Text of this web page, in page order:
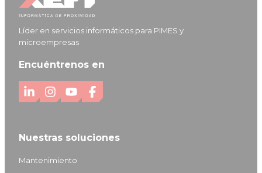
Líder en servicios informáticos para PIMES y
microempresas
Encuéntrenos en
L
k
e
I
t
a
Y
T
u
F
e
Nuestras soluciones
Mantenimiento